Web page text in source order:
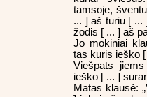
tamsoje,
... ] aš turiu [ ...
žodis [ ... ] aš
Jo mokiniai
tas kuris ieško [
Viešpats
ieško [ ... ]
Matas klausė: